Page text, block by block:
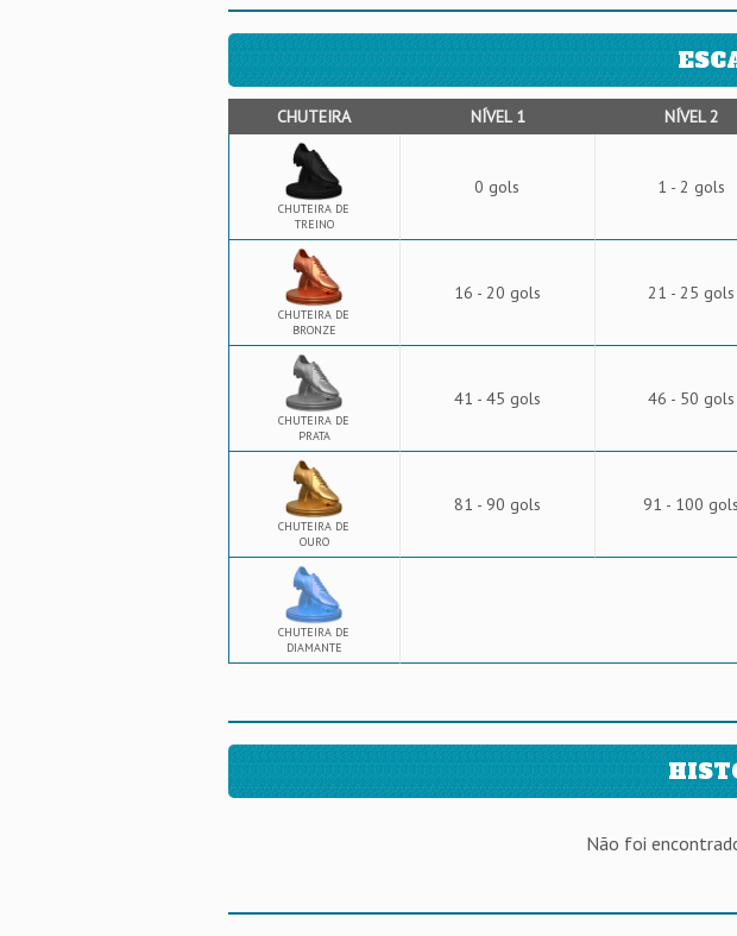
CHUTEIRA NÍVEL 1 NÍVEL 2
CHUTEIRA DE
TREINO
0 gols 1 - 2 gols
CHUTEIRA DE
BRONZE
16 - 20 gols 21 - 25 gols
CHUTEIRA DE
PRATA
41 - 45 gols 46 - 50 gols
CHUTEIRA DE
OURO
81 - 90 gols 91 - 100 gols
CHUTEIRA DE
DIAMANTE
Não foi